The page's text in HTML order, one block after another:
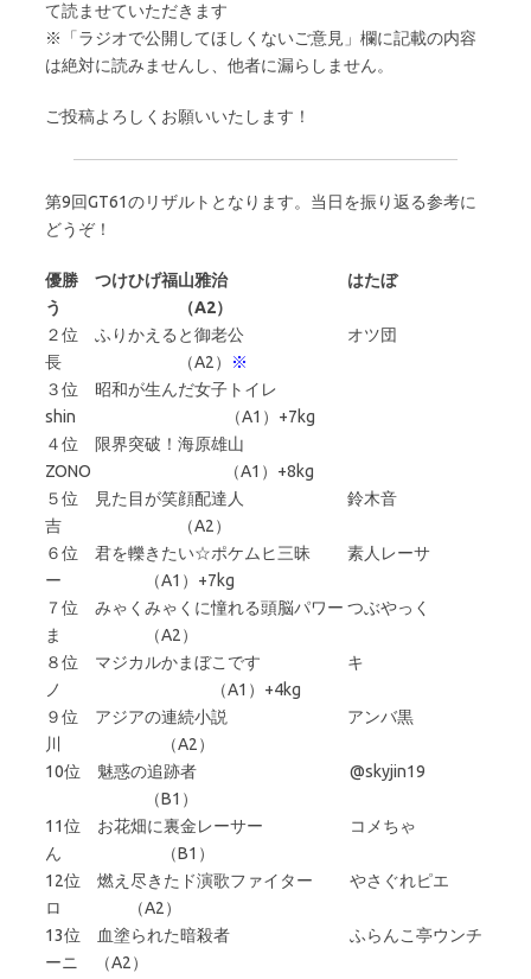
て読ませていただきます
※「ラジオで公開してほしくないご意見」欄に記載の内容
は絶対に読みませんし、他者に漏らしません。
ご投稿よろしくお願いいたします！
第9回GT61のリザルトとなります。当日を振り返る参考に
どうぞ！
優勝 つけひげ福山雅治 はたぼ
う （A2）
２位 ふりかえると御老公 オツ団
長 （A2）
※
３位 昭和が生んだ女子トイレ
shin （A1）+7kg
４位 限界突破！海原雄山
ZONO （A1）+8kg
５位 見た目が笑顔配達人 鈴木音
吉 （A2）
６位 君を轢きたい☆ポケムヒ三昧 素人レーサ
ー （A1）+7kg
７位 みゃくみゃくに憧れる頭脳パワー つぶやっく
ま （A2）
８位 マジカルかまぼこです キ
ノ （A1）+4kg
９位 アジアの連続小説 アンバ黒
川 （A2）
10位 魅惑の追跡者 @skyjin19
（B1）
11位 お花畑に裏金レーサー コメちゃ
ん （B1）
12位 燃え尽きたド演歌ファイター やさぐれピエ
ロ （A2）
13位 血塗られた暗殺者 ふらんこ亭ウンチ
ーニ （A2）